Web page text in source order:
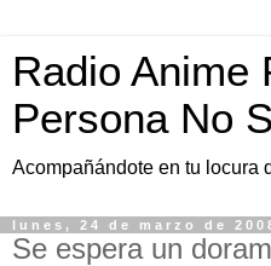
Radio Anime
Persona No
Acompañándote en tu locura
lunes, 24 de marzo de
Se espera un